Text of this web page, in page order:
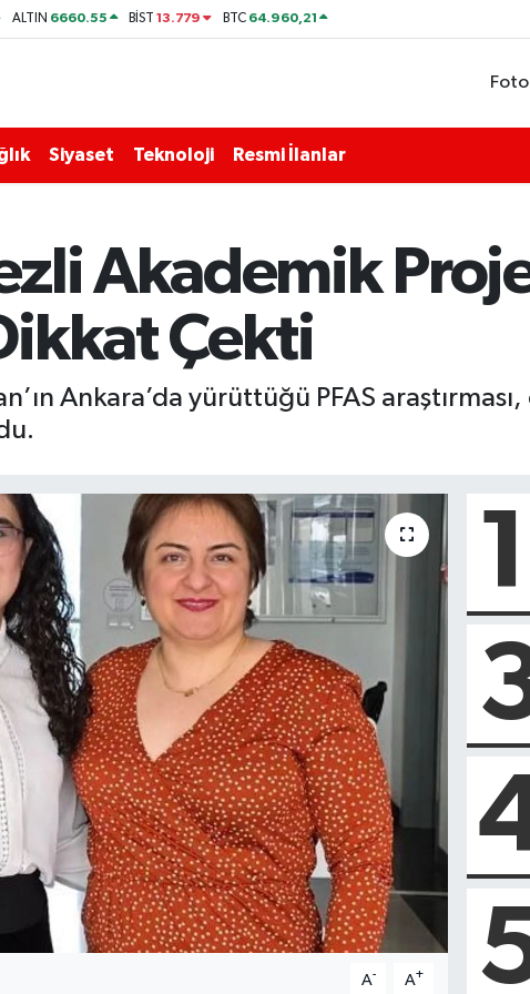
ALTIN 6660.55 BİST13.779 BTC 64.960,21
Siyaset Teknoloji Resmi İlanlar
Akademik
Çekti
Ankara’da yürüttüğü PFAS
A- A+
1